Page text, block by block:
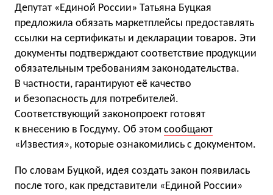
Депутат «Единой России» Татьяна Буцкая
предложила обязать маркетплейсы предоставлять
ссылки на сертификаты и декларации товаров. Эти
документы подтверждают соответствие продукции
обязательным требованиям законодательства.
В частности, гарантируют её качество
и безопасность для потребителей.
Соответствующий законопроект готовят
к внесению в Госдуму. Об этом сообщают
«Известия», которые ознакомились с документом.
По словам Буцкой, идея создать закон появилась
после того, как представители «Единой России»